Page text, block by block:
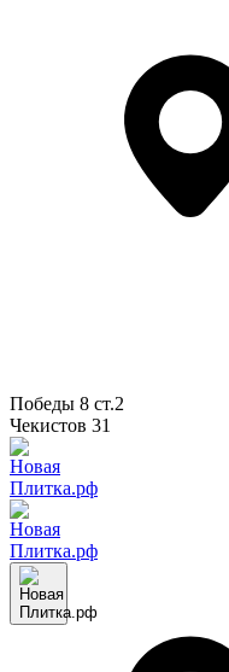
Победы 8 ст.2
Чекистов 31